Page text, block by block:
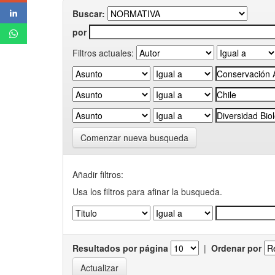
Buscar:
por
Filtros actuales:
Comenzar nueva busqueda
Añadir filtros:
Usa los filtros para afinar la busqueda.
Resultados por página | Ordenar por